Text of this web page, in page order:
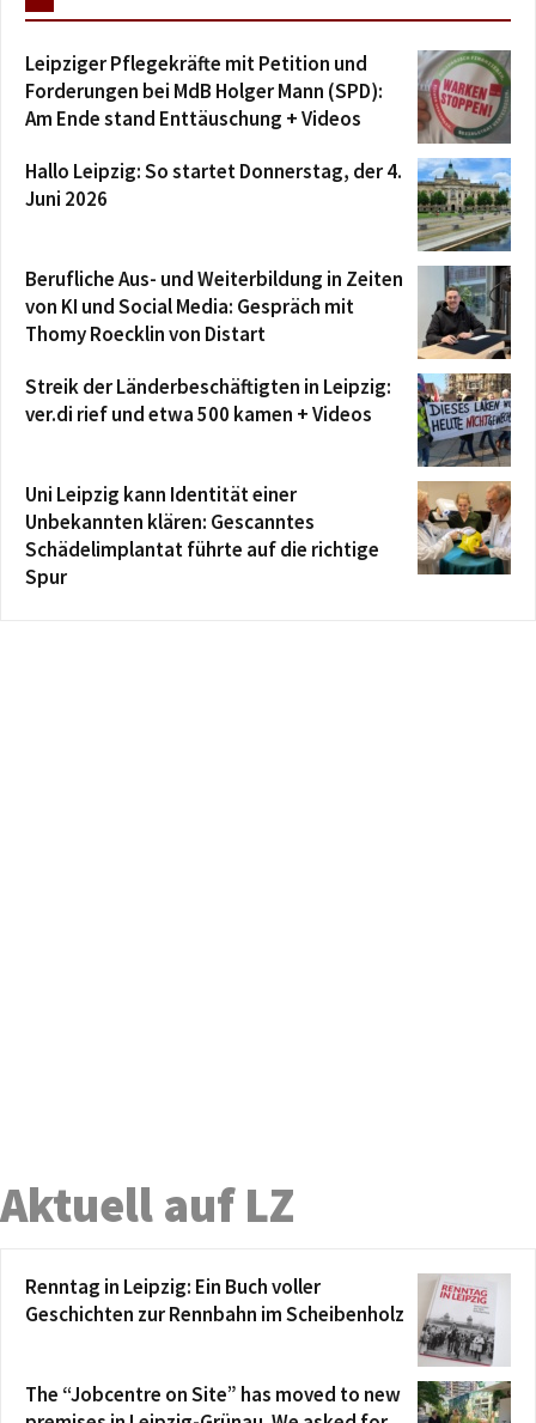
Leipziger Pflegekräfte mit Petition und
Forderungen bei MdB Holger Mann (SPD):
Am Ende stand Enttäuschung + Videos
Hallo Leipzig: So startet Donnerstag, der 4.
Juni 2026
Berufliche Aus- und Weiterbildung in Zeiten
von KI und Social Media: Gespräch mit
Thomy Roecklin von Distart
Streik der Länderbeschäftigten in Leipzig:
ver.di rief und etwa 500 kamen + Videos
Uni Leipzig kann Identität einer
Unbekannten klären: Gescanntes
Schädelimplantat führte auf die richtige
Spur
Aktuell auf LZ
Renntag in Leipzig: Ein Buch voller
Geschichten zur Rennbahn im Scheibenholz
The “Jobcentre on Site” has moved to new